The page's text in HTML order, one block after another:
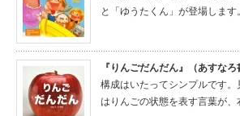
と「ゆうたくん」が登場しま
『りんごだんだん』（あすなろ
構成はいたってシンプルです
はりんごの状態を表す言葉が